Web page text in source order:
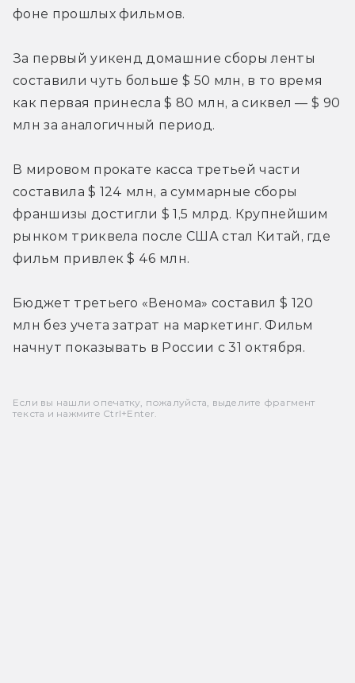
фоне прошлых фильмов.
За первый уикенд домашние сборы ленты
составили чуть больше $ 50 млн, в то время
как первая принесла $ 80 млн, а сиквел — $ 90
млн за аналогичный период.
В мировом прокате касса третьей части
составила $ 124 млн, а суммарные сборы
франшизы достигли $ 1,5 млрд. Крупнейшим
рынком триквела после США стал Китай, где
фильм привлек $ 46 млн.
Бюджет третьего «Венома» составил $ 120
начнут показывать в России с 31 октября.
Если вы нашли опечатку, пожалуйста, выделите фрагмент
текста и нажмите Ctrl+Enter.